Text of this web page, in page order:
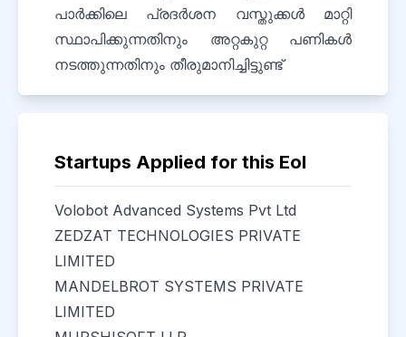
പാർക്കിലെ പ്രദർശന വസ്തുക്കൾ മാറ്റി
സ്ഥാപിക്കുന്നതിനും അറ്റകുറ്റ പണികൾ
നടത്തുന്നതിനും തീരുമാനിച്ചിട്ടുണ്ട്
Startups Applied for this EoI
Volobot Advanced Systems Pvt Ltd
ZEDZAT TECHNOLOGIES PRIVATE
LIMITED
MANDELBROT SYSTEMS PRIVATE
LIMITED